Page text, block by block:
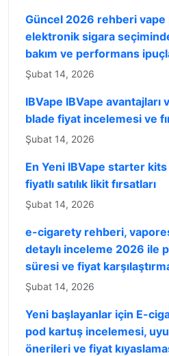
Güncel 2026 rehberi vape
elektronik sigara
bakım ve performans
Şubat 14, 2026
IBVape IBVape
blade fiyat incelemesi ve
Şubat 14, 2026
En Yeni IBVape starter
fiyatlı satılık likit fırsatları
Şubat 14, 2026
e-cigarety rehberi,
detaylı inceleme 2026 ile
süresi ve fiyat
Şubat 14, 2026
Yeni başlayanlar için E-
pod kartuş incelemesi,
önerileri ve fiyat